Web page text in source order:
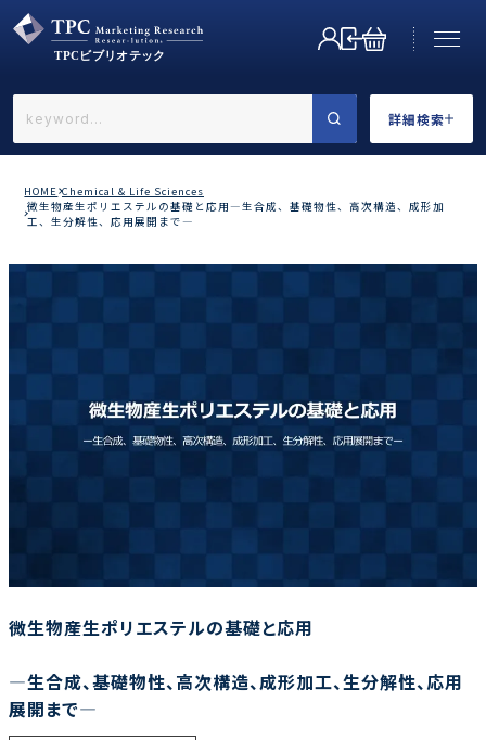
詳細検索
←戻る
カテゴリで選ぶ
調査の種類で選ぶ
HOME Chemical & Life Sciences
微生物産生ポリエステルの基礎と応用―生合成、基礎物性、高次構造、成形加
工、生分解性、応用展開まで―
微生物産生ポリエステルの基礎と応用
―生合成、基礎物性、高次構造、成形加工、生分解性、応用
展開まで―